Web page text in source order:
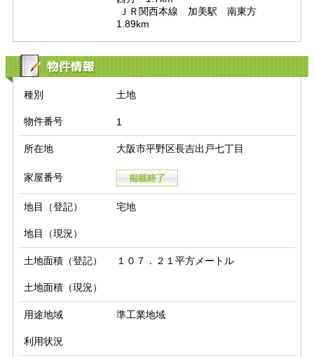
1.89km
物件情報
種別 土地
物件番号 1
所在地 大阪市平野区長吉出戸七丁目
家屋番号
地目（登記） 宅地
地目（現況）
土地面積（登記） １０７．２１平方メートル
土地面積（現況）
用途地域 準工業地域
利用状況